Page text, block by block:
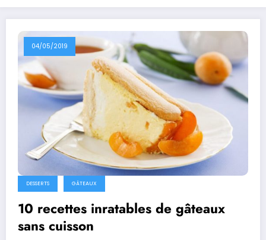
04/05/2019
DESSERTS GÂTEAUX
10 recettes inratables de gâteaux
sans cuisson